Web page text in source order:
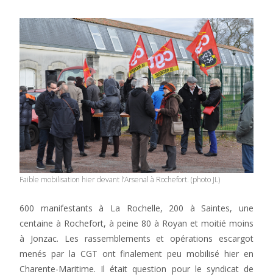
Faible mobilisation hier devant l’Arsenal à Rochefort. (photo JL)
600 manifestants à La Rochelle, 200 à Saintes, une
centaine à Rochefort, à peine 80 à Royan et moitié moins
à Jonzac. Les rassemblements et opérations escargot
menés par la CGT ont finalement peu mobilisé hier en
Charente-Maritime. Il était question pour le syndicat de